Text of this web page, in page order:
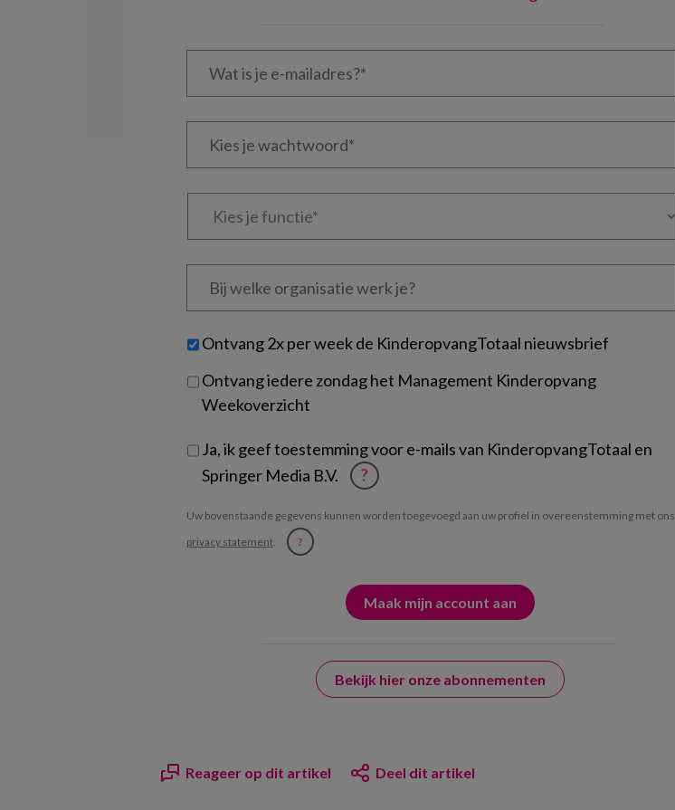
Wat
Kies
Kies
Bij
welke
je?
Untitled
Ontvang 2x per week de KinderopvangTotaal nieuwsbrief
Ontvang iedere zondag het Management Kinderopvang
Weekoverzicht
Ja, ik geef toestemming voor e-mails van KinderopvangTotaal en
Springer Media B.V.
?
Uw bovenstaande gegevens kunnen worden toegevoegd aan uw profiel in overeenstemming met ons
privacy statement. ?
Bekijk hier onze abonnementen
Reageer op dit artikel Deel dit artikel